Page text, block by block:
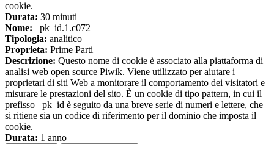
cookie.
Durata: 30 minuti
Nome: _pk_id.1.c072
Tipologia: analitico
Proprieta: Prime Parti
Descrizione: Questo nome di cookie è associato alla piattaforma di
analisi web open source Piwik. Viene utilizzato per aiutare i
proprietari di siti Web a monitorare il comportamento dei visitatori e
misurare le prestazioni del sito. È un cookie di tipo pattern, in cui il
prefisso _pk_id è seguito da una breve serie di numeri e lettere, che
si ritiene sia un codice di riferimento per il dominio che imposta il
cookie.
Durata: 1 anno